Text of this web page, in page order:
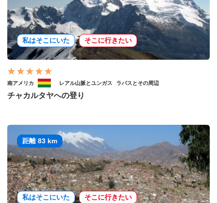
私はそこにいた そこに行きたい
南アメリカ レアル山脈とユンガス ラパスとその周辺
チャカルタヤへの登り
距離 83 km
私はそこにいた そこに行きたい